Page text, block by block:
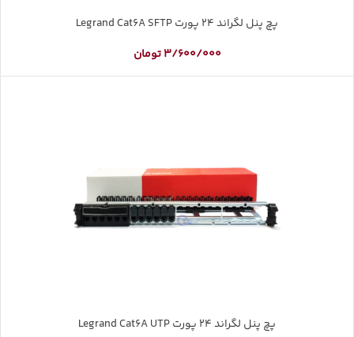
پچ پنل لگراند 24 پورت Legrand Cat6A SFTP
3/600/000 تومان
پچ پنل لگراند 24 پورت Legrand Cat6A UTP